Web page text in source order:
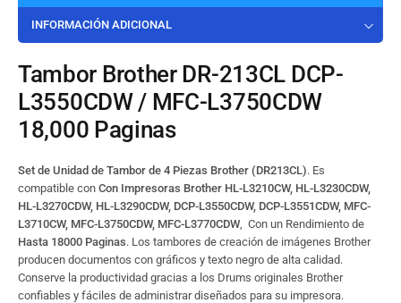
INFORMACIÓN ADICIONAL
Tambor Brother DR-213CL DCP-
L3550CDW / MFC-L3750CDW
18,000 Paginas
Set de Unidad de Tambor de 4 Piezas Brother (DR213CL). Es
compatible con Con Impresoras Brother HL-L3210CW, HL-L3230CDW,
HL-L3270CDW, HL-L3290CDW, DCP-L3550CDW, DCP-L3551CDW, MFC-
L3710CW, MFC-L3750CDW, MFC-L3770CDW, Con un Rendimiento de
Hasta 18000 Paginas. Los tambores de creación de imágenes Brother
producen documentos con gráficos y texto negro de alta calidad.
Conserve la productividad gracias a los Drums originales Brother
confiables y fáciles de administrar diseñados para su impresora.